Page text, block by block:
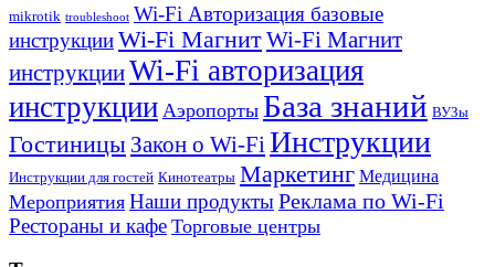
mikrotik troubleshoot Wi-Fi Авторизация базовые
инструкцииWi-Fi МагнитWi-Fi Магнит
инструкцииWi-Fi авторизация
инструкции Аэропорты База знаний ВУЗы
Гостиницы Закон о Wi-Fi Инструкции
Инструкции для гостей Кинотеатры Маркетинг Медицина
Мероприятия Наши продуктыРеклама по Wi-Fi
Рестораны и кафе Торговые центры